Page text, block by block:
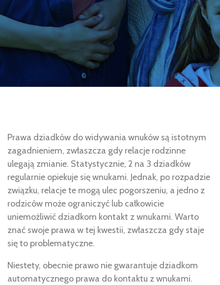
Prawa dziadków do widywania wnuków są istotnym
zagadnieniem, zwłaszcza gdy relacje rodzinne
ulegają zmianie. Statystycznie, 2 na 3 dziadków
regularnie opiekuje się wnukami. Jednak, po rozpadzie
związku, relacje te mogą ulec pogorszeniu, a jedno z
rodziców może ograniczyć lub całkowicie
uniemożliwić dziadkom kontakt z wnukami. Warto
znać swoje prawa w tej kwestii, zwłaszcza gdy staje
się to problematyczne.
Niestety, obecnie prawo nie gwarantuje dziadkom
automatycznego prawa do kontaktu z wnukami.